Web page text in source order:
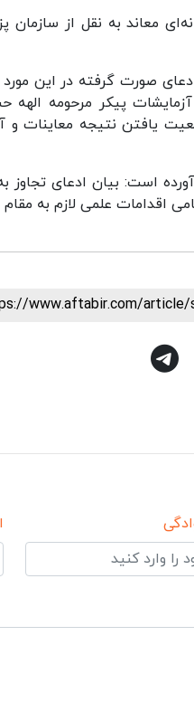
معاند به نقل از سازمان
صورت گرفته در این‌
پیکر مرحومه الهه
یافتن نتیجه معاینات و
است: بیان ادعای
علمی لازم به مقام
www.aftabir.com/article/